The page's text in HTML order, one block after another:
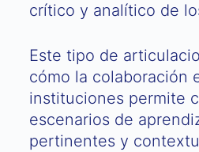
crítico y analítico de
Este tipo de
cómo la colaboración
instituciones permite
escenarios de
pertinentes y